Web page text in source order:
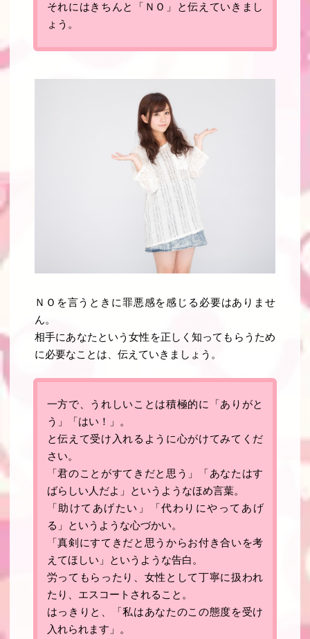
それにはきちんと「ＮＯ」と伝えていきまし
ょう 。
ＮＯを言うときに罪悪感を感じる必要はありませ
ん。
相手にあなたという女性を正しく知ってもらうため
に必要なことは、伝えていきましょう。
一方で、うれしいことは積極的に「ありがと
う」「はい！」
。
と伝えて受け入れるように心がけてみてくだ
さい。
「君のことがすてきだと思う」「あなたはす
ばらしい人だよ」というようなほめ言葉。
「助けてあげたい」「代わりにやってあげ
る」というような心づかい。
「真剣にすてきだと思うからお付き合いを考
えてほしい」というような告白。
労ってもらったり、女性として丁寧に扱われ
たり、エスコートされること。
はっきりと、「私はあなたのこの態度を受け
入れられます」。